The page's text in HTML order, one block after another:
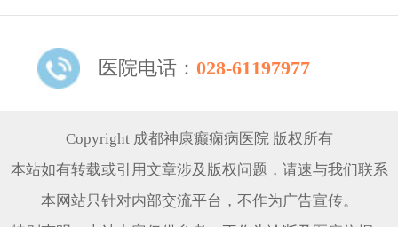
医院电话： 028-61197977
Copyright 成都神康癫痫病医院 版权所有
本站如有转载或引用文章涉及版权问题，请速与我们联系
本网站只针对内部交流平台，不作为广告宣传。